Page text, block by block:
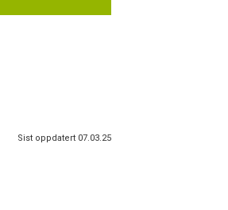
Sist oppdatert 07.03.25